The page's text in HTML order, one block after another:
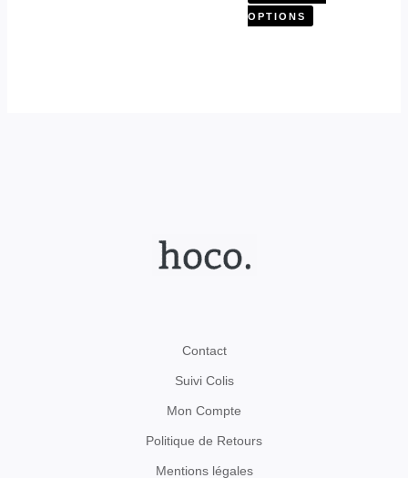
OPTIONS
Contact
Suivi Colis
Mon Compte
Politique de Retours
Mentions légales